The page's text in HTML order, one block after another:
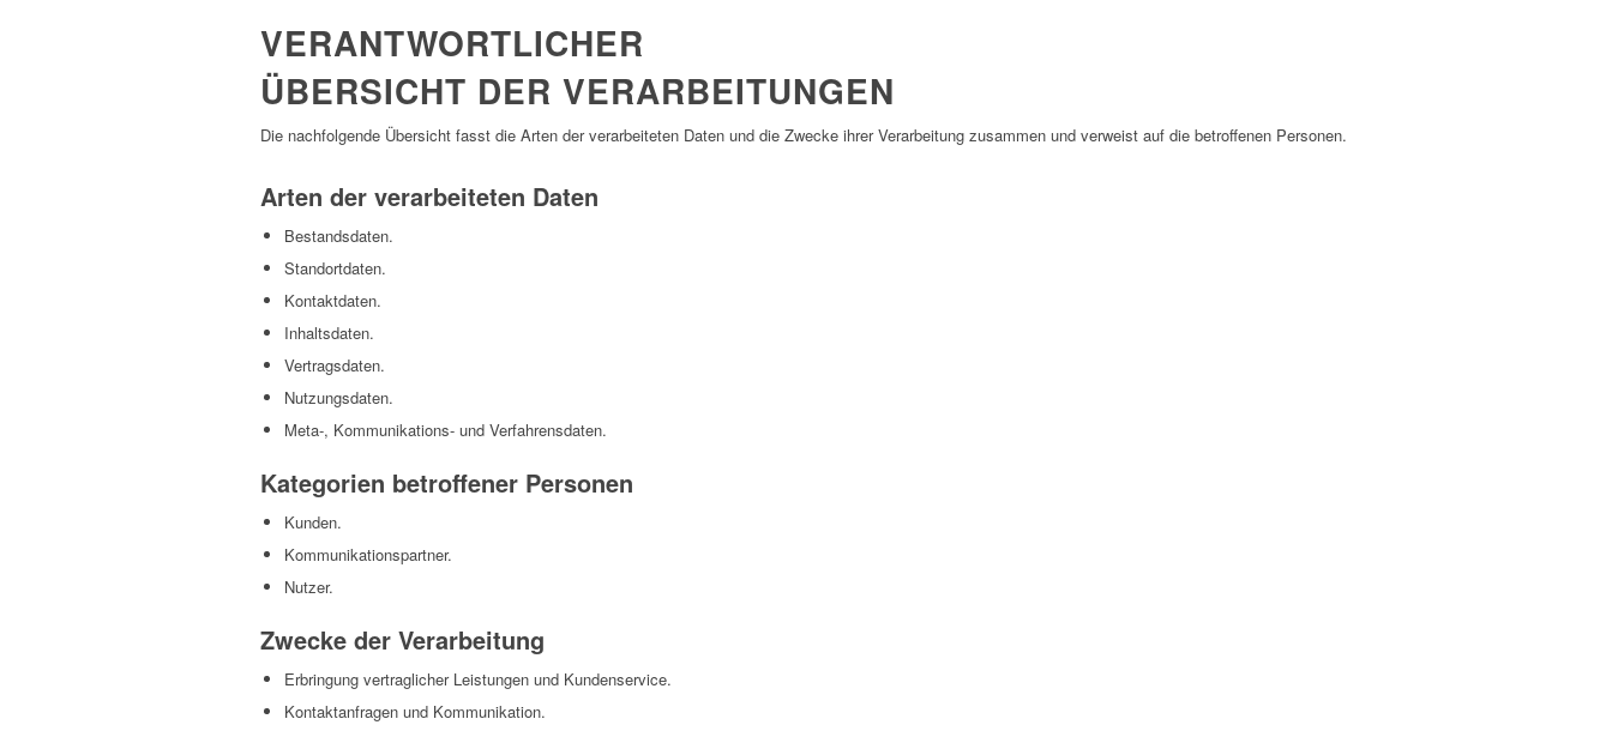
VERANTWORTLICHER
ÜBERSICHT DER VERARBEITUNGEN
Die nachfolgende Übersicht fasst die Arten der verarbeiteten Daten und die Zwecke ihrer Verarbeitung zusammen und verweist auf die betroffenen Personen.
Arten der verarbeiteten Daten
Bestandsdaten.
Standortdaten.
Kontaktdaten.
Inhaltsdaten.
Vertragsdaten.
Nutzungsdaten.
Meta-, Kommunikations- und Verfahrensdaten.
Kategorien betroffener Personen
Kunden.
Kommunikationspartner.
Nutzer.
Zwecke der Verarbeitung
Erbringung vertraglicher Leistungen und Kundenservice.
Kontaktanfragen und Kommunikation.